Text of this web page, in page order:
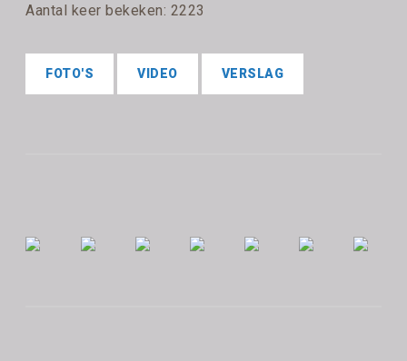
Aantal keer bekeken: 2223
FOTO'S VIDEO VERSLAG